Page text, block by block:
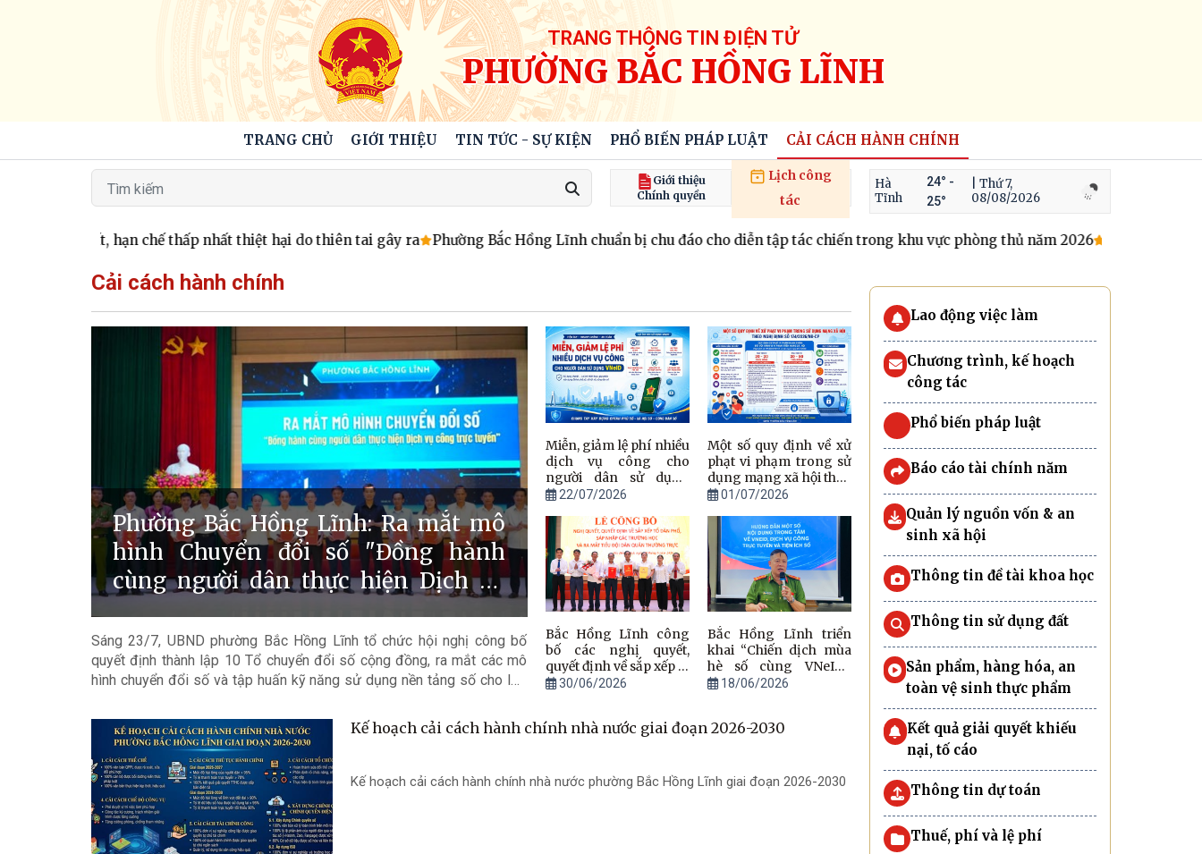
TRANG THÔNG TIN ĐIỆN TỬ
PHƯỜNG BẮC HỒNG LĨNH
TRANG CHỦ GIỚI THIỆU TIN TỨC - SỰ KIỆN PHỔ BIẾN PHÁP LUẬT CẢI CÁCH HÀNH CHÍNH
Giới thiệu
Chính quyền
Lịch công
tác
Hà
Tĩnh
24° -
25°
| Thứ 7,
08/08/2026
sạt lở đất, hạn chế thấp nhất thiệt hại do thiên tai gây ra Phường Bắc Hồng Lĩnh chuẩn bị chu đáo cho diễn tập tác chiến trong khu vực phòng thủ năm 2026 Quy chế nội bộ
Cải cách hành chính
Phường Bắc Hồng Lĩnh: Ra mắt mô
hình Chuyển đổi số "Đồng hành
cùng người dân thực hiện Dịch vụ
Sáng 23/7, UBND phường Bắc Hồng Lĩnh tổ chức hội nghị công bố
quyết định thành lập 10 Tổ chuyển đổi số cộng đồng, ra mắt các mô
hình chuyển đổi số và tập huấn kỹ năng sử dụng nền tảng số cho lực
xã hội số và công dân số.
Miễn, giảm lệ phí nhiều
dịch vụ công cho
người dân sử dụng
VNeID từ ngày
22/07/2026
Một số quy định về xử
phạt vi phạm trong sử
dụng mạng xã hội theo
Nghị định số
01/07/2026
Bắc Hồng Lĩnh công
bố các nghị quyết,
quyết định về sắp xếp tổ
dân phố, trường học và
30/06/2026
Bắc Hồng Lĩnh triển
khai “Chiến dịch mùa
hè số cùng VNeID”,
đồng hành cùng Nhân
18/06/2026
Kế hoạch cải cách hành chính nhà nước giai đoạn 2026-2030
Kế hoạch cải cách hành chính nhà nước phường Bắc Hồng Lĩnh giai đoạn 2026-2030
Lao động việc làm
Chương trình, kế hoạch
công tác
Phổ biến pháp luật
Báo cáo tài chính năm
Quản lý nguồn vốn & an
sinh xã hội
Thông tin đề tài khoa học
Thông tin sử dụng đất
Sản phẩm, hàng hóa, an
toàn vệ sinh thực phẩm
Kết quả giải quyết khiếu
nại, tố cáo
Thông tin dự toán
Thuế, phí và lệ phí